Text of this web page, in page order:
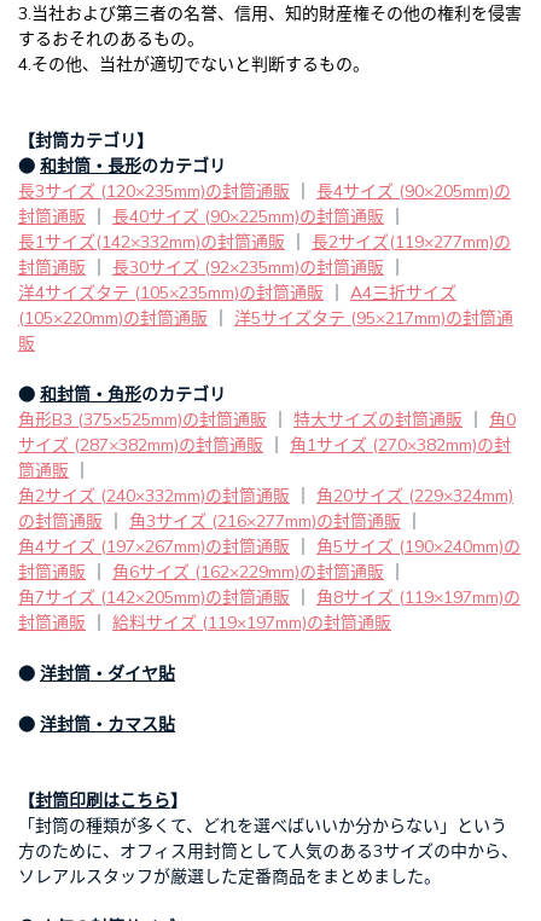
3.当社および第三者の名誉、信用、知的財産権その他の権利を侵害
するおそれのあるもの。
4.その他、当社が適切でないと判断するもの。
【封筒カテゴリ】
● 和封筒・長形のカテゴリ
長3サイズ (120×235mm)の封筒通販
長4サイズ (90×205mm)の
封筒通販
長40サイズ (90×225mm)の封筒通販
長1サイズ(142×332mm)の封筒通販
長2サイズ(119×277mm)の
封筒通販
長30サイズ (92×235mm)の封筒通販
洋4サイズタテ (105×235mm)の封筒通販
A4三折サイズ
(105×220mm)の封筒通販
洋5サイズタテ (95×217mm)の封筒通
販
● 和封筒・角形のカテゴリ
角形B3 (375×525mm)の封筒通販
特大サイズの封筒通販
角0
サイズ (287×382mm)の封筒通販
角1サイズ (270×382mm)の封
筒通販
角2サイズ (240×332mm)の封筒通販
角20サイズ (229×324mm)
の封筒通販
角3サイズ (216×277mm)の封筒通販
角4サイズ (197×267mm)の封筒通販
角5サイズ (190×240mm)の
封筒通販
角6サイズ (162×229mm)の封筒通販
角7サイズ (142×205mm)の封筒通販
角8サイズ (119×197mm)の
封筒通販
給料サイズ (119×197mm)の封筒通販
● 洋封筒・ダイヤ貼
● 洋封筒・カマス貼
【封筒印刷はこちら】
「封筒の種類が多くて、どれを選べばいいか分からない」という
方のために、オフィス用封筒として人気のある3サイズの中から、
ソレアルスタッフが厳選した定番商品をまとめました。